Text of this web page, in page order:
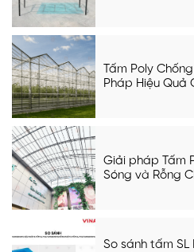
Tấm Poly
Pháp Hiệu Quả
Giải pháp Tấm
Sóng và Rỗng
So sánh tấm